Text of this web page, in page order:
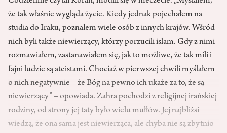
że tak właśnie wygląda życie. Kiedy jednak pojechałem na
studia do Iraku, poznałem wiele osób z innych krajów. Wśród
nich byli także niewierzący, którzy porzucili islam. Gdy z nimi
rozmawiałem, zastanawiałem się, jak to możliwe, że tak mili i
fajni ludzie są ateistami. Chociaż w pierwszej chwili myślałem
o nich negatywnie – że Bóg na pewno ich ukaże za to, że są
niewierzący” – opowiada. Zahra pochodzi z religijnej irańskiej
rodziny, od strony jej taty było wielu mułłów. Jej najbliżsi
wiedzą, że ona sama jest niewierząca, ale chyba nie są zbytnio